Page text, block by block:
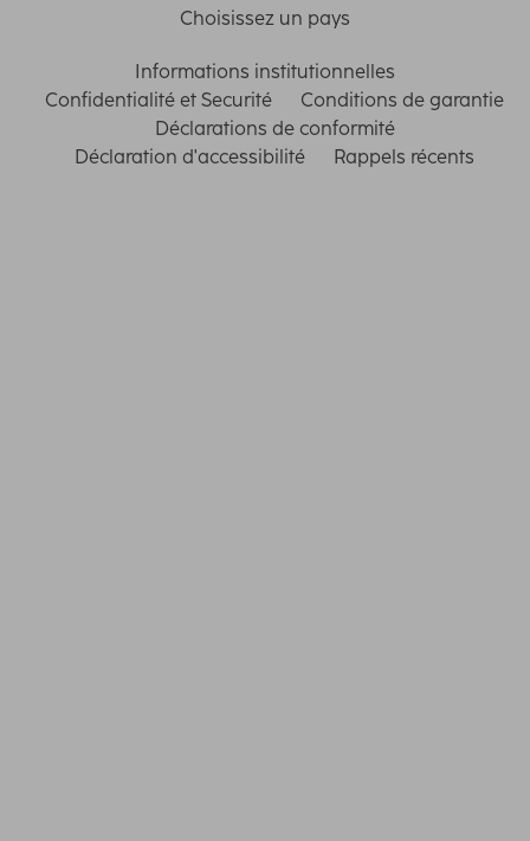
Choisissez un pays
Informations institutionnelles
Confidentialité et Securité
Conditions de garantie
Déclarations de conformité
Déclaration d'accessibilité
Rappels récents